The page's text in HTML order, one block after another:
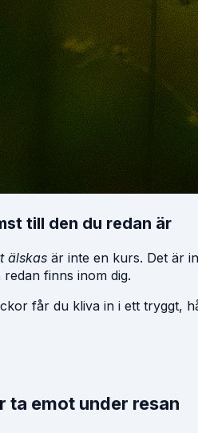
till den du redan är
älskas är inte en kurs. Det är
finns inom dig.
får du kliva in i ett tryggt,
ta emot under resan